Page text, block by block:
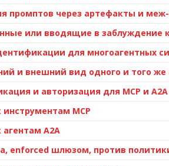
промптов через артефакты и
или вводящие в заблуждение
для многоагентных
и внешний вид одного и того же
и авторизация для MCP и A2A
инструментам MCP
агентам A2A
enforced шлюзом, против